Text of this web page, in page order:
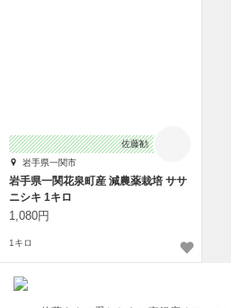
佐藤勧
岩手県一関市
岩手県一関花泉町産 減農薬栽培 ササ
ニシキ 1キロ
1,080円
1キロ